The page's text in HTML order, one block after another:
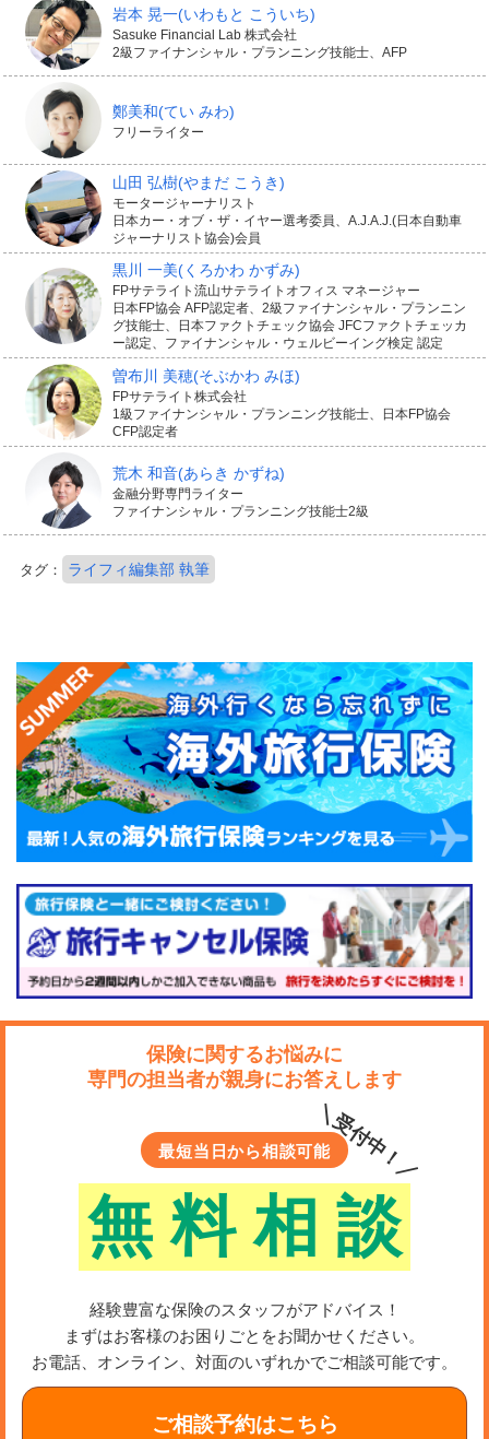
岩本 晃一(いわもと こういち)
Sasuke Financial Lab 株式会社
2級ファイナンシャル・プランニング技能士、AFP
鄭美和(てい みわ)
フリーライター
山田 弘樹(やまだ こうき)
モータージャーナリスト
日本カー・オブ・ザ・イヤー選考委員、A.J.A.J.(日本自動車
ジャーナリスト協会)会員
黒川 一美(くろかわ かずみ)
FPサテライト流山サテライトオフィス マネージャー
日本FP協会 AFP認定者、2級ファイナンシャル・プランニン
グ技能士、日本ファクトチェック協会 JFCファクトチェッカ
ー認定、ファイナンシャル・ウェルビーイング検定 認定
曽布川 美穂(そぶかわ みほ)
FPサテライト株式会社
1級ファイナンシャル・プランニング技能士、日本FP協会
CFP認定者
荒木 和音(あらき かずね)
金融分野専門ライター
ファイナンシャル・プランニング技能士2級
タグ： ライフィ編集部 執筆
保険に関するお悩みに
専門の担当者が親身にお答えします
最短当日から相談可能
無 料 相 談
＼受付中！／
経験豊富な保険のスタッフがアドバイス！
まずはお客様のお困りごとをお聞かせください。
お電話、オンライン、対面のいずれかでご相談可能です。
ご相談予約はこちら